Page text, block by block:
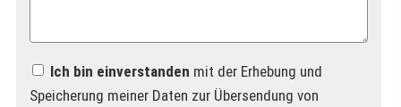
Ich bin einverstanden mit der Erhebung und
Speicherung meiner Daten zur Übersendung von